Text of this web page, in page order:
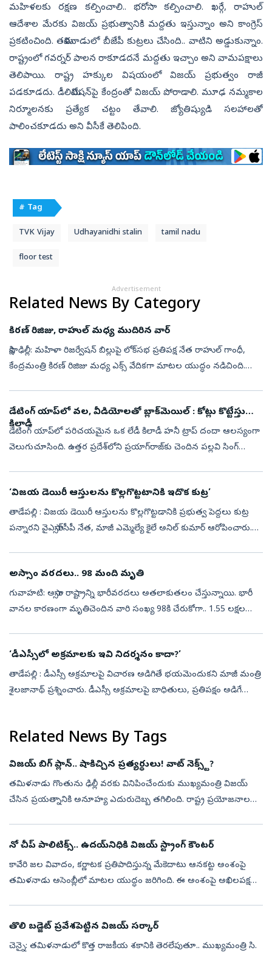
మహిళలకు రక్షణ కల్పించాలి.. భరోసా కల్పించాలి. ఖర్గే, రాహుల్‌
ఆదేశాల మేరకు విజయ్‌ ప్రభుత్వానికి మద్దతు ఇస్తున్నాం అని కాంగ్రెస్‌
ప్రకటించింది. తమిళనాడులో బీజేపీ కుట్రలు చేసింది.. వాటిని అడ్డుకున్నాం.
రాష్ట్రంలో గవర్నర్‌ పాలన రాకూడదనే మద్దతు ఇచ్చాం అని వామపక్షాలు
తెలిపాయి. రాష్ట్ర హక్కుల విషయంలో విజయ్‌ ప్రభుత్వం రాజీ
పడకూడదు. డీలిమిటేషన్‌పై కేంద్రంతో విజయ్‌ పోరాడాలి. మూఢ నమ్మకాల
నిర్మూలనకు ప్రత్యేక చట్టం తేవాలి. జ్యోతిష్యుడి సలహాలతో
పాలించకూడదు అని వీసీకే తెలిపింది.
# Tag
TVK Vijay Udhayanidhi stalin tamil nadu
floor test
Advertisement
Related News By Category
కిరణ్‌ రిజిజు, రాహుల్‌ మధ్య ముదిరిన వార్‌
సాక్షి, ఢిల్లీ: మహిళా రిజర్వేషన్ బిల్లుపై లోక్‌సభ ప్రతిపక్ష నేత రాహుల్‌ గాంధీ,
కేంద్రమంత్రి కిరణ్‌ రిజిజు మధ్య ఎక్స్ వేదికగా మాటల యుద్ధం నడిచింది.
డేటింగ్‌ యాప్‌లో వల, వీడియోలతో బ్లాక్‌మెయిల్‌ : కోట్లు కొట్టేస్తున్న
కిలాడీ
డేటింగ్‌ యాప్‌లో పరిచయమైన ఒక లేడీ కిలాడీ హనీ ట్రాప్‌ దందా ఆలస్యంగా
వెలుగుచూసింది. ఉత్తర ప్రదేశ్‌లోని ప్రయాగ్‌రాజ్‌కు చెందిన పల్లవి సింగ్
‘విజయ డెయిరీ ఆస్తులను కొల్లగొట్టటానికి ఇదొక కుట్ర’
తాడేపల్లి : విజయ డెయిరీ ఆస్తులను కొల్లగొట్టడానికి ప్రభుత్వ పెద్దలు కుట్ర
పన్నారని వైఎస్సార్‌సీపీ నేత, మాజీ ఎమ్మెల్యే కైలే అనిల్‌ కుమార్‌ ఆరోపించారు.
అస్సాం వరదలు.. 98 మంది మృతి
గువాహటి: అస్సాం రాష్ట్రాన్ని భారీవరదలు అతలాకుతలం చేస్తున్నాయి. భారీ
వానల కారణంగా మృతిచెందిన వారి సంఖ్య 98కి చేరుకోగా.. 1.55 లక్షల
‘డీఎస్సీలో అక్రమాలకు ఇవి నిదర్శనం కాదా?’
తాడేపల్లి : డీఎస్సీ అక్రమాలపై విచారణ అడిగితే భయమెందుకని మాజీ మంత్రి
శైలజానాథ్‌ ప్రశ్నించారు. డీఎస్సీ అక్రమాలపై బాధితులు, ప్రతిపక్షం అడిగే
Related News By Tags
విజయ్‌ బిగ్‌ ప్లాన్‌.. షాకిచ్చిన ప్రత్యర్థులు! వాట్‌ నెక్స్ట్‌?
తమిళనాడు గొంతును ఢిల్లీ వరకు వినిపించేందుకు ముఖ్యమంత్రి విజయ్‌
చేసిన ప్రయత్నానికి అనూహ్య ఎదురుదెబ్బ తగిలింది. రాష్ట్ర ప్రయోజనాల
నో చీప్‌ పాలిటిక్స్‌.. ఉదయ్‌నిధికి విజయ్‌ స్ట్రాంగ్‌ కౌంటర్‌
కావేరి జల వివాదం, కర్ణాటక ప్రతిపాదిస్తున్న మేకెదాటు ఆనకట్ట అంశంపై
తమిళనాడు అసెంబ్లీలో మాటల యుద్ధం జరిగింది. ఈ అంశంపై అఖిలపక్ష
తొలి బడ్జెట్‌ ప్రవేశపెట్టిన విజయ్‌ సర్కార్‌
చెన్నై: తమిళనాడులో కొత్త రాజకీయ శకానికి తెరలేపుతూ.. ముఖ్యమంత్రి సి.